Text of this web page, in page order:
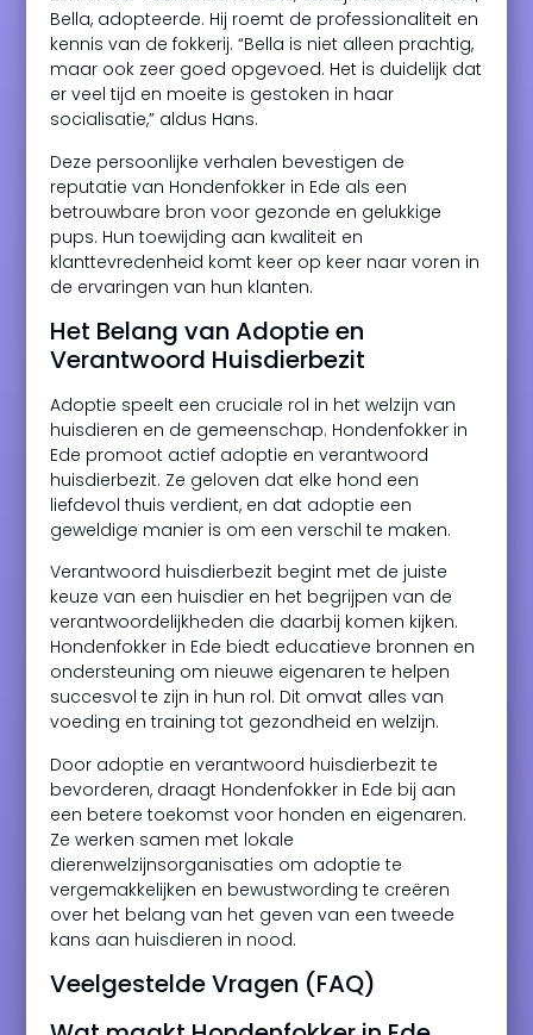
Bella, adopteerde. Hij roemt de professionaliteit en
kennis van de fokkerij. “Bella is niet alleen prachtig,
maar ook zeer goed opgevoed. Het is duidelijk dat
er veel tijd en moeite is gestoken in haar
socialisatie,” aldus Hans.
Deze persoonlijke verhalen bevestigen de
reputatie van Hondenfokker in Ede als een
betrouwbare bron voor gezonde en gelukkige
pups. Hun toewijding aan kwaliteit en
klanttevredenheid komt keer op keer naar voren in
de ervaringen van hun klanten.
Het Belang van Adoptie en
Verantwoord Huisdierbezit
Adoptie speelt een cruciale rol in het welzijn van
huisdieren en de gemeenschap. Hondenfokker in
Ede promoot actief adoptie en verantwoord
huisdierbezit. Ze geloven dat elke hond een
liefdevol thuis verdient, en dat adoptie een
geweldige manier is om een verschil te maken.
Verantwoord huisdierbezit begint met de juiste
keuze van een huisdier en het begrijpen van de
verantwoordelijkheden die daarbij komen kijken.
Hondenfokker in Ede biedt educatieve bronnen en
ondersteuning om nieuwe eigenaren te helpen
succesvol te zijn in hun rol. Dit omvat alles van
voeding en training tot gezondheid en welzijn.
Door adoptie en verantwoord huisdierbezit te
bevorderen, draagt Hondenfokker in Ede bij aan
een betere toekomst voor honden en eigenaren.
Ze werken samen met lokale
dierenwelzijnsorganisaties om adoptie te
vergemakkelijken en bewustwording te creëren
over het belang van het geven van een tweede
kans aan huisdieren in nood.
Veelgestelde Vragen (FAQ)